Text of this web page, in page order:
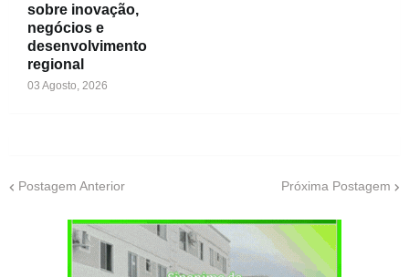
sobre inovação,
negócios e
desenvolvimento
regional
03 Agosto, 2026
Postagem Anterior Próxima Postagem